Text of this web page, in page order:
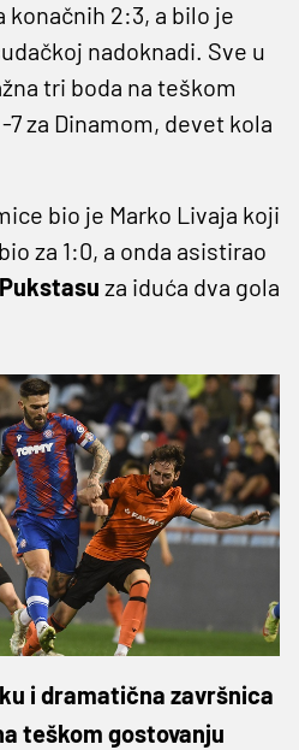
konačnih 2:3, a bilo je
nadoknadi. Sve u
tri boda na teškom
za Dinamom, devet kola
bio je Marko Livaja koji
za 1:0, a onda asistirao
za iduća dva gola
i dramatična završnica
teškom gostovanju